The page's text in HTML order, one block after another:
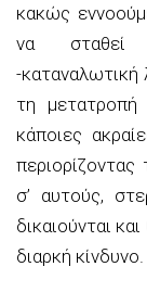
κακώς
να σταθεί
-καταναλωτική
τη
κάποιες
σ’ αυτούς,
δικαιούνται
διαρκή κίνδυνο.